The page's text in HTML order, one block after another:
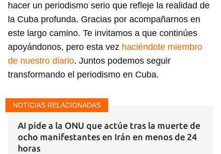
hacer un periodismo serio que refleje la realidad de
la Cuba profunda. Gracias por acompañarnos en
este largo camino. Te invitamos a que continúes
apoyándonos, pero esta vez haciéndote miembro
de nuestro diario. Juntos podemos seguir
transformando el periodismo en Cuba.
NOTICIAS RELACIONADAS
AI pide a la ONU que actúe tras la muerte de
ocho manifestantes en Irán en menos de 24
horas